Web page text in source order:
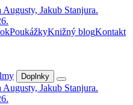
PoukážkyKnižný blogKontakt
Doplnky